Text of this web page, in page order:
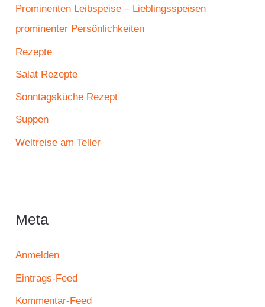
Prominenten Leibspeise – Lieblingsspeisen
prominenter Persönlichkeiten
Rezepte
Salat Rezepte
Sonntagsküche Rezept
Suppen
Weltreise am Teller
Meta
Anmelden
Eintrags-Feed
Kommentar-Feed